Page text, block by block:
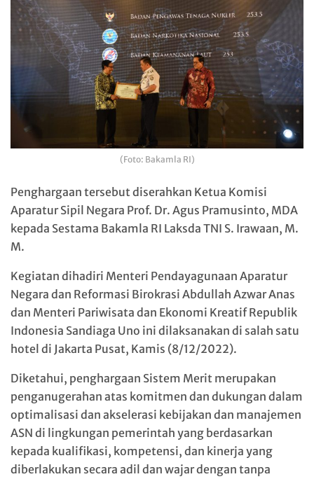
(Foto: Bakamla RI)
Penghargaan tersebut diserahkan Ketua Komisi
Aparatur Sipil Negara Prof. Dr. Agus Pramusinto, MDA
kepada Sestama Bakamla RI Laksda TNI S. Irawaan, M.
M.
Kegiatan dihadiri Menteri Pendayagunaan Aparatur
Negara dan Reformasi Birokrasi Abdullah Azwar Anas
dan Menteri Pariwisata dan Ekonomi Kreatif Republik
Indonesia Sandiaga Uno ini dilaksanakan di salah satu
hotel di Jakarta Pusat, Kamis (8/12/2022).
Diketahui, penghargaan Sistem Merit merupakan
penganugerahan atas komitmen dan dukungan dalam
optimalisasi dan akselerasi kebijakan dan manajemen
ASN di lingkungan pemerintah yang berdasarkan
kepada kualifikasi, kompetensi, dan kinerja yang
diberlakukan secara adil dan wajar dengan tanpa